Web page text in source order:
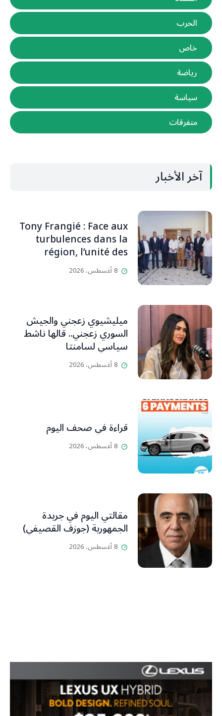
الحرب
خاص
رياضة
سياسة
متفرقات
آخر الأخبار
Tony Frangié : Face aux
turbulences dans la
région, l’unité des
Libanais est primordiale
L’OLJ / Par Scarlett
8 أغسطس، 2026
ميليشيوي زعجني والجيش
السوري زعجني.. قالها ناشط
سياسي لسامنتا
8 أغسطس، 2026
قراءة في صحف اليوم
8 أغسطس، 2026
مقالتي اليوم في جريدة
الجمهورية (جوزف القصيفي)
8 أغسطس، 2026